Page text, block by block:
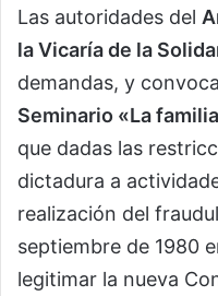
Las autoridades del
la Vicaría de la
demandas, y
Seminario «La
que dadas las
dictadura a
realización del
septiembre de 1980
legitimar la nueva